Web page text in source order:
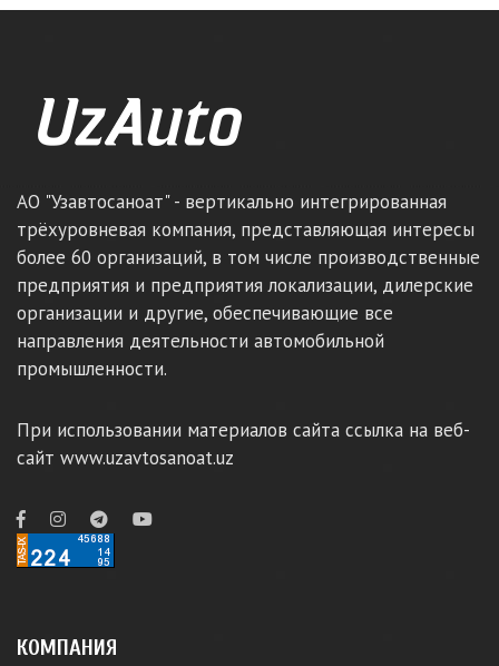
АО "Узавтосаноат" - вертикально интегрированная
трёхуровневая компания, представляющая интересы
более 60 организаций, в том числе производственные
предприятия и предприятия локализации, дилерские
организации и другие, обеспечивающие все
направления деятельности автомобильной
промышленности.
При использовании материалов сайта ссылка на веб-
сайт www.uzavtosanoat.uz
КОМПАНИЯ